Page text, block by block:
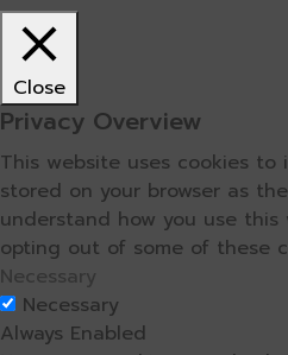
Close
Privacy Overview
This website uses cookies
stored on your browser as
understand how you use
opting out of some of these
Necessary
Necessary
Always Enabled